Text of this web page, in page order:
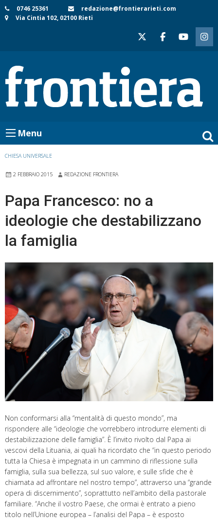
Skip
to
0746 25361
redazione@frontierarieti.com
Via Cintia 102, 02100 Rieti
Menu
CHIESA UNIVERSALE
2 FEBBRAIO 2015 REDAZIONE FRONTIERA
Papa Francesco: no a
ideologie che destabilizzano
la famiglia
Non conformarsi alla “mentalità di questo mondo”, ma
rispondere alle “ideologie che vorrebbero introdurre elementi di
destabilizzazione delle famiglia”. È l’invito rivolto dal Papa ai
vescovi della Lituania, ai quali ha ricordato che “in questo periodo
tutta la Chiesa è impegnata in un cammino di riflessione sulla
famiglia, sulla sua bellezza, sul suo valore, e sulle sfide che è
chiamata ad affrontare nel nostro tempo”, attraverso una “grande
opera di discernimento”, soprattutto nell’ambito della pastorale
familiare. “Anche il vostro Paese, che ormai è entrato a pieno
titolo nell’Unione europea – l’analisi del Papa – è esposto